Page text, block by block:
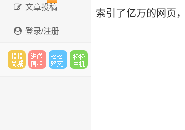
文章投稿
登录/注册
索引了亿万的网页